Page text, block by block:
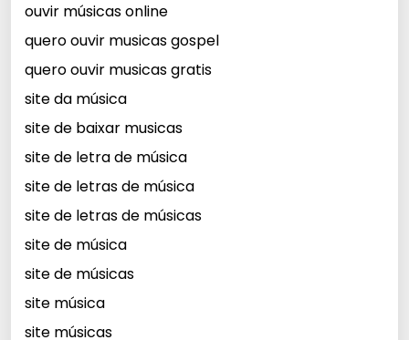
ouvir músicas online
quero ouvir musicas gospel
quero ouvir musicas gratis
site da música
site de baixar musicas
site de letra de música
site de letras de música
site de letras de músicas
site de música
site de músicas
site música
site músicas